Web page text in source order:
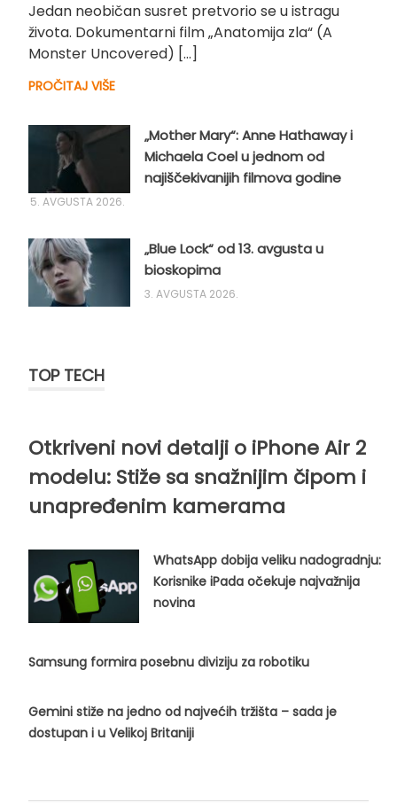
Jedan neobičan susret pretvorio se u istragu
života. Dokumentarni film „Anatomija zla“ (A
Monster Uncovered) […]
PROČITAJ VIŠE
„Mother Mary“: Anne Hathaway i
Michaela Coel u jednom od
najiščekivanijih filmova godine
5. AVGUSTA 2026.
„Blue Lock“ od 13. avgusta u
bioskopima
3. AVGUSTA 2026.
TOP TECH
Otkriveni novi detalji o iPhone Air 2
modelu: Stiže sa snažnijim čipom i
unapređenim kamerama
WhatsApp dobija veliku nadogradnju:
Korisnike iPada očekuje najvažnija
novina
Samsung formira posebnu diviziju za robotiku
Gemini stiže na jedno od najvećih tržišta – sada je
dostupan i u Velikoj Britaniji